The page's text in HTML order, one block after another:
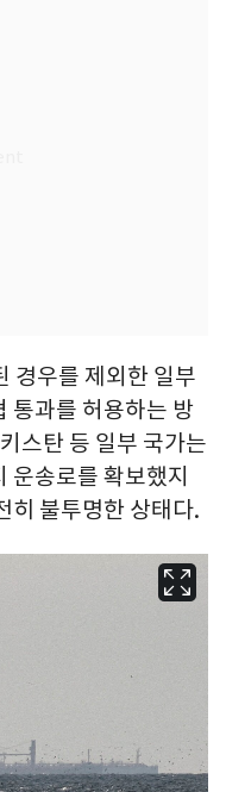
경우를 제외한 일부
통과를 허용하는 방
스탄 등 일부 국가는
운송로를 확보했지
히 불투명한 상태다.